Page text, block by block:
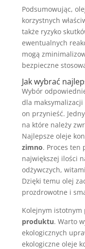
Podsumowując,
korzystnych
także ryzyko
ewentualnych
mogą
bezpieczne
Jak wybrać
Wybór
dla
on przynieść.
na które należy
Najlepsze oleje
zimno. Proces ten
największej ilości
odżywczych,
Dzięki temu olej
prozdrowotne i
Kolejnym
produktu. Warto
ekologicznych
ekologiczne oleje